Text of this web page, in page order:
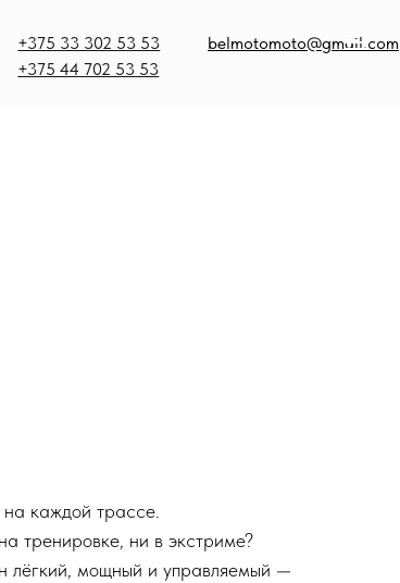
belmotomoto@gmail.com
53
53
каждой трассе.
тренировке, ни в экстриме?
лёгкий, мощный и управляемый —